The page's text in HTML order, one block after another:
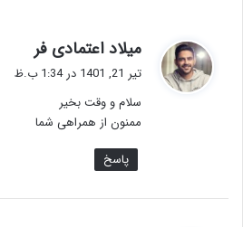
میلاد اعتمادی فر
تیر 21, 1401 در 1:34 ب.ظ
سلام و وقت بخیر
ممنون از همراهی شما
پاسخ